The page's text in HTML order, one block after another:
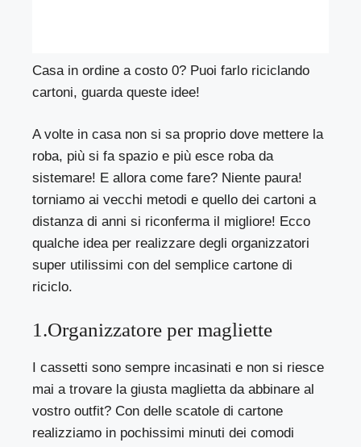
Casa in ordine a costo 0? Puoi farlo riciclando
cartoni, guarda queste idee!
A volte in casa non si sa proprio dove mettere la
roba, più si fa spazio e più esce roba da
sistemare! E allora come fare? Niente paura!
torniamo ai vecchi metodi e quello dei cartoni a
distanza di anni si riconferma il migliore! Ecco
qualche idea per realizzare degli organizzatori
super utilissimi con del semplice cartone di
riciclo.
1.Organizzatore per magliette
I cassetti sono sempre incasinati e non si riesce
mai a trovare la giusta maglietta da abbinare al
vostro outfit? Con delle scatole di cartone
realizziamo in pochissimi minuti dei comodi